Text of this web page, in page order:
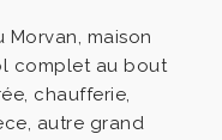
maison
complet au bout
chaufferie,
autre grand